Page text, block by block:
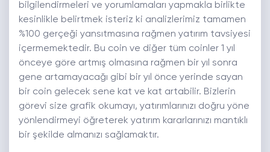
bilgilendirmeleri ve yorumlamaları yapmakla birlikte
kesinlikle belirtmek isteriz ki analizlerimiz tamamen
%100 gerçeği yansıtmasına rağmen yatırım tavsiyesi
içermemektedir. Bu coin ve diğer tüm coinler 1 yıl
önceye göre artmış olmasına rağmen bir yıl sonra
gene artamayacağı gibi bir yıl önce yerinde sayan
bir coin gelecek sene kat ve kat artabilir. Bizlerin
görevi size grafik okumayı, yatırımlarınızı doğru yöne
yönlendirmeyi öğreterek yatırım kararlarınızı mantıklı
bir şekilde almanızı sağlamaktır.